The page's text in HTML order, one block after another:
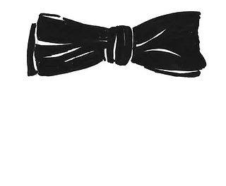
elegante que
the big butterfly, pero igual
funciona.